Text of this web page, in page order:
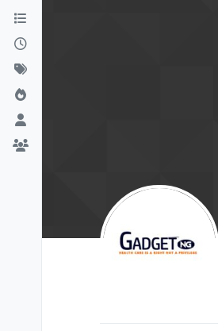
Aller directement au contenu